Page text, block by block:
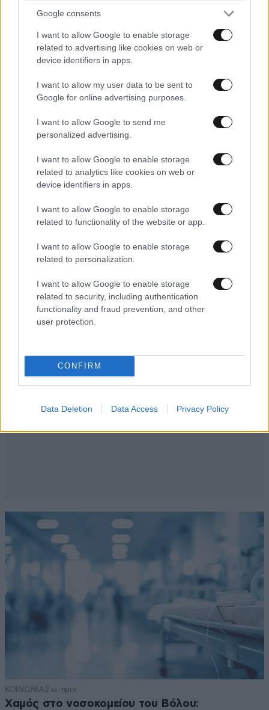
Google consents
I want to allow Google to enable storage
related to advertising like cookies on web or
device identifiers in apps.
I want to allow my user data to be sent to
Google for online advertising purposes.
I want to allow Google to send me
personalized advertising.
I want to allow Google to enable storage
related to analytics like cookies on web or
device identifiers in apps.
I want to allow Google to enable storage
related to functionality of the website or app.
I want to allow Google to enable storage
related to personalization.
I want to allow Google to enable storage
related to security, including authentication
functionality and fraud prevention, and other
user protection.
CONFIRM
Data Deletion Data Access Privacy Policy
FITNESS09·08·2026 09:30
Οι 5 ασκήσεις που πρέπει να κάνετε για μια ζωή
με δύναμη και αυτονομία – Ένα απλό αλλά
ιδανικό πρόγραμμα καθώς μεγαλώνετε
ΚΟΙΝΩΝΙΑ 2 ω. πριν
Χαμός στο νοσοκομείου του Βόλου: